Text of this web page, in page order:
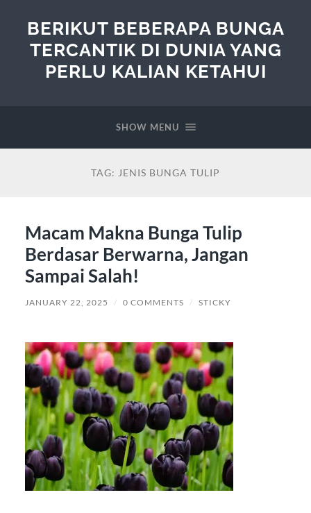
BERIKUT BEBERAPA BUNGA
TERCANTIK DI DUNIA YANG
PERLU KALIAN KETAHUI
SHOW MENU
TAG: JENIS BUNGA TULIP
Macam Makna Bunga Tulip
Berdasar Berwarna, Jangan
Sampai Salah!
JANUARY 22, 2025 / 0 COMMENTS / STICKY